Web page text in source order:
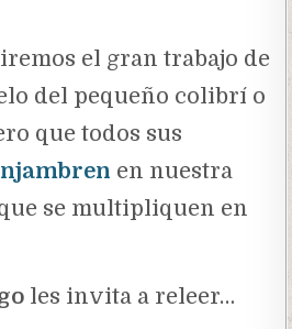
el gran trabajo de
del pequeño colibrí o
que todos sus
en nuestra
se multipliquen en
les invita a releer…